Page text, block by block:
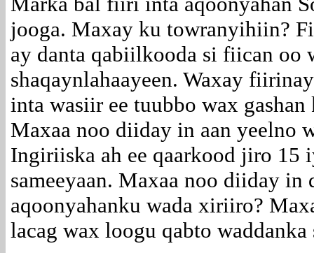
jooga. Maxay ku towranyihiin?
ay danta qabiilkooda si fiican oo
shaqaynlahaayeen. Waxay
inta wasiir ee tuubbo wax
Maxaa noo diiday in aan yeelno
Ingiriiska ah ee qaarkood jiro 15
sameeyaan. Maxaa noo diiday
aqoonyahanku wada xiriiro?
lacag wax loogu qabto